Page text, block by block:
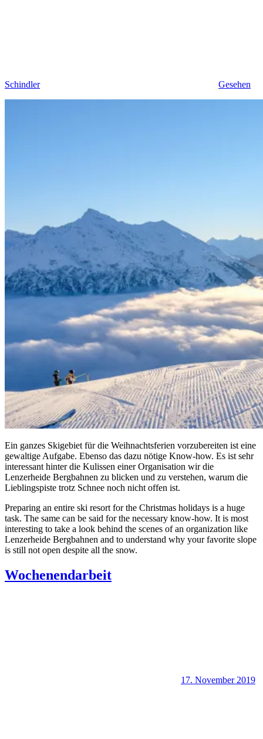
Schindler Gesehen
Ein ganzes Skigebiet für die Weihnachtsferien vorzubereiten ist eine
gewaltige Aufgabe. Ebenso das dazu nötige Know-how. Es ist sehr
interessant hinter die Kulissen einer Organisation wir die
Lenzerheide Bergbahnen zu blicken und zu verstehen, warum die
Lieblingspiste trotz Schnee noch nicht offen ist.
Preparing an entire ski resort for the Christmas holidays is a huge
task. The same can be said for the necessary know-how. It is most
interesting to take a look behind the scenes of an organization like
Lenzerheide Bergbahnen and to understand why your favorite slope
is still not open despite all the snow.
Wochenendarbeit
17. November 2019